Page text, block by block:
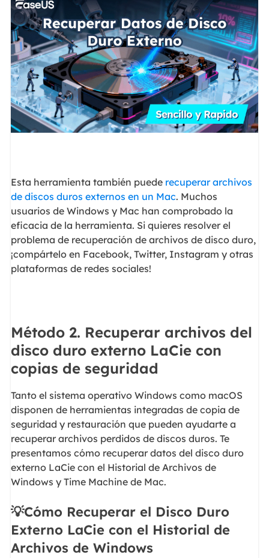
Esta herramienta también puede recuperar archivos
de discos duros externos en un Mac. Muchos
usuarios de Windows y Mac han comprobado la
eficacia de la herramienta. Si quieres resolver el
problema de recuperación de archivos de disco duro,
¡compártelo en Facebook, Twitter, Instagram y otras
plataformas de redes sociales!
Método 2. Recuperar archivos del
disco duro externo LaCie con
copias de seguridad
Tanto el sistema operativo Windows como macOS
disponen de herramientas integradas de copia de
seguridad y restauración que pueden ayudarte a
recuperar archivos perdidos de discos duros. Te
presentamos cómo recuperar datos del disco duro
externo LaCie con el Historial de Archivos de
Windows y Time Machine de Mac.
💡Cómo Recuperar el Disco Duro
Externo LaCie con el Historial de
Archivos de Windows